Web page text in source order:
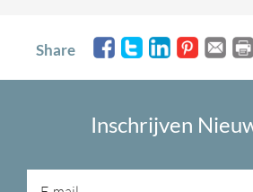
Share
Inschrijven